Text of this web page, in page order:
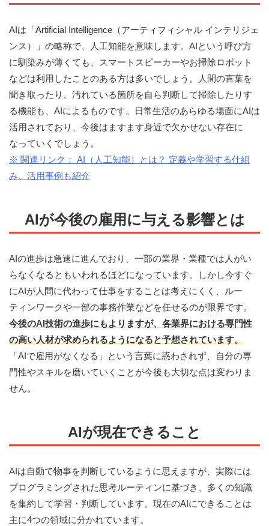
AIは「Artificial Intelligence（アーティフィシャル インテリジェ
ンス）」の略称で、人工知能を意味します。AIという呼び方
に馴染みが薄くても、スマートスピーカーやお掃除ロボット
などは利用したことのある方は多いでしょう。人間の言葉を
聞き取ったり、汚れている箇所を自ら判断して掃除したりす
る機能も、AIによるものです。日常生活のあらゆる場面にAIは
活用されており、今後はますます身近で欠かせない存在に
なっていくでしょう。
※ 関連リンク： AI（人工知能）とは？ 定義や学習する仕組
み、活用事例も紹介
AIが今後の雇用に与える影響とは
AIの進歩は急速に進んでおり、一部の業界・業種では人がい
らなくなるともいわれるほどになっています。しかし今すぐ
にAIが人間に代わって仕事をすることは考えにくく、ルー
ティンワークや一部の事務作業などを任せるのが限界です。
今後のAI技術の進歩にもよりますが、各業界における専門性
の高い人材が求められるようになると予想されています。
「AIで雇用がなくなる」という言葉に惑わされず、自分の専
門性やスキルを磨いていくことが今後も大切な点は変わりま
せん。
AIが現在できること
AIは自動で物事を判断しているように思えますが、実際には
プログラミングされた思考ルーティンに基づき、多くの知識
を集約して学習・判断しています。現在のAIにできることは
主に4つの領域に分かれています。